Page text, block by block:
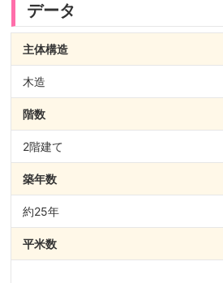
データ
主体構造
木造
階数
2階建て
築年数
約25年
平米数